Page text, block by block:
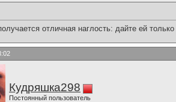
отличная наглость: дайте ей
Кудряшка298
Постоянный пользователь